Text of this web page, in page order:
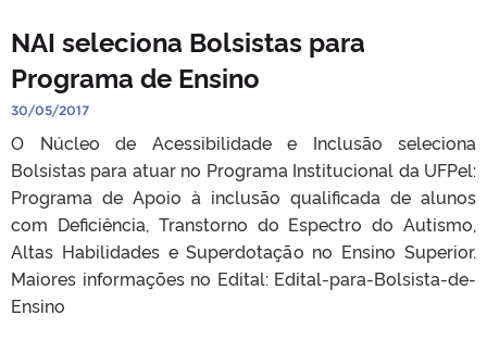
TELEFONES
NAI seleciona Bolsistas para
Programa de Ensino
30/05/2017
O Núcleo de Acessibilidade e Inclusão seleciona
Bolsistas para atuar no Programa Institucional da UFPel:
Programa de Apoio à inclusão qualificada de alunos
com Deficiência, Transtorno do Espectro do Autismo,
Altas Habilidades e Superdotação no Ensino Superior.
Maiores informações no Edital: Edital-para-Bolsista-de-
Ensino